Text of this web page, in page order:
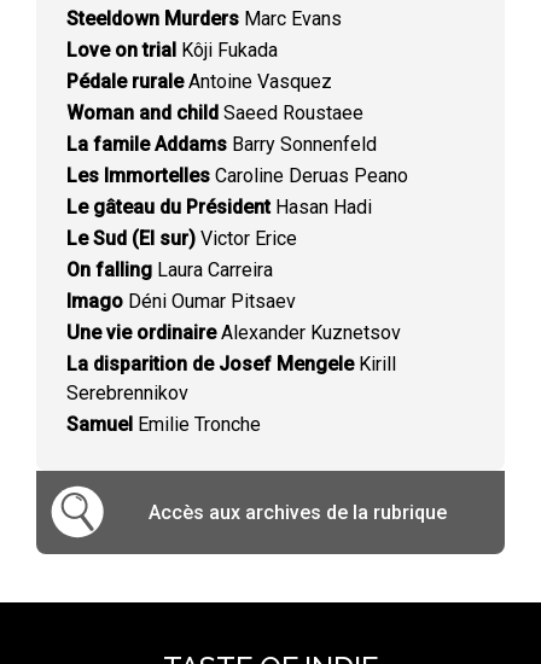
Steeldown Murders Marc Evans
Love on trial Kôji Fukada
Pédale ruraleAntoine Vasquez
Woman and child Saeed Roustaee
La famile Addams Barry Sonnenfeld
Les Immortelles Caroline Deruas Peano
Le gâteau du PrésidentHasan Hadi
Le Sud (El sur) Victor Erice
On falling Laura Carreira
Imago Déni Oumar Pitsaev
Une vie ordinaireAlexander Kuznetsov
La disparition de Josef MengeleKirill
Serebrennikov
Samuel Emilie Tronche
Accès aux archives de la rubrique